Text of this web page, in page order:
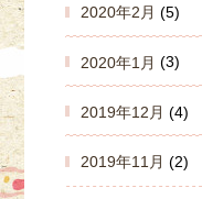
2020年2月 (5)
2020年1月 (3)
2019年12月 (4)
2019年11月 (2)